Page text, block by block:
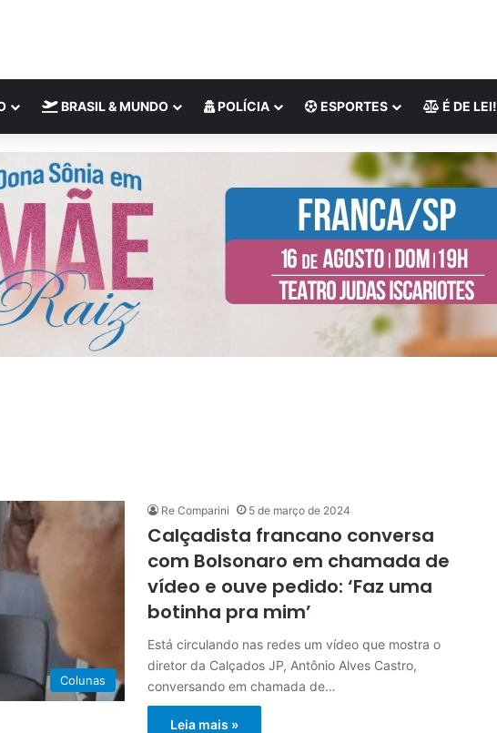
BRASIL & MUNDO POLÍCIA ESPORTES É DE LEI!
Colunas
Re Comparini 5 de março de 2024
Calçadista francano conversa
com Bolsonaro em chamada de
vídeo e ouve pedido: ‘Faz uma
botinha pra mim’
Está circulando nas redes um vídeo que mostra o
diretor da Calçados JP, Antônio Alves Castro,
conversando em chamada de…
Leia mais »